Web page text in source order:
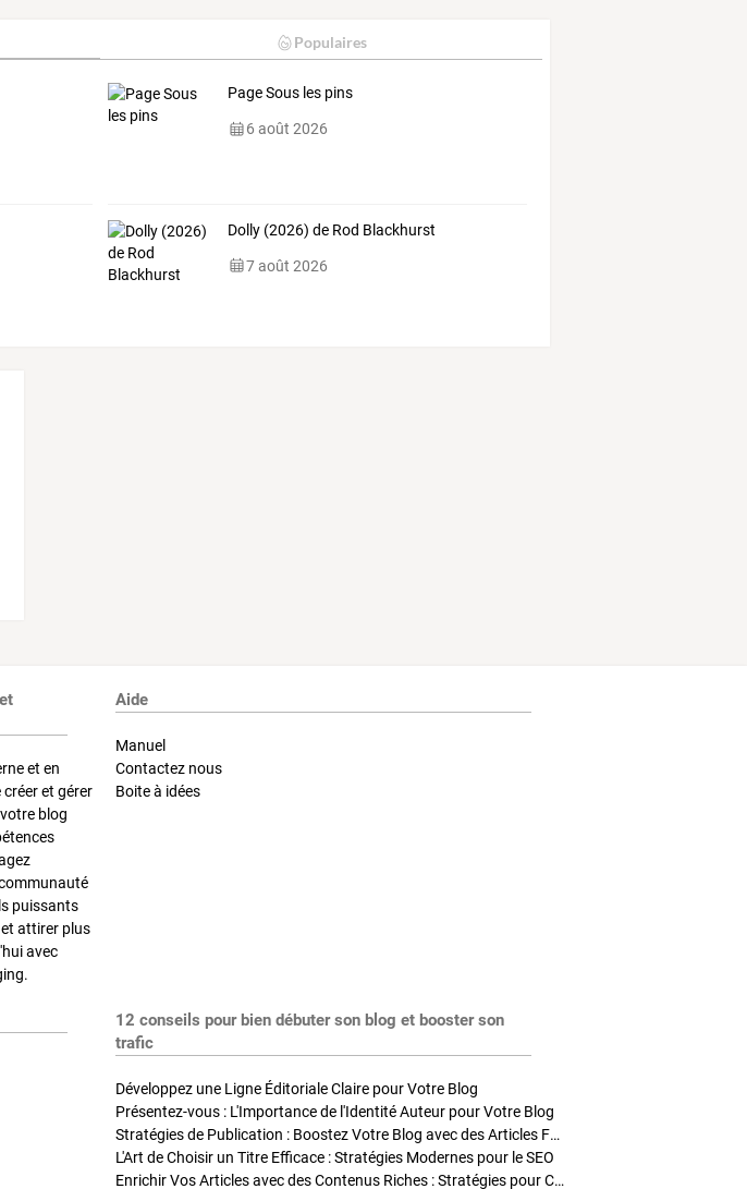
Populaires
Page Sous les pins
6 août 2026
Dolly (2026) de Rod Blackhurst
7 août 2026
et en
et gérer
blog
puissants
attirer plus
avec
Aide
Manuel
Contactez nous
Boite à idées
12 conseils pour bien débuter son blog et booster son
trafic
Développez une Ligne Éditoriale Claire pour Votre Blog
Présentez-vous : L'Importance de l'Identité Auteur pour Votre Blog
Stratégies de Publication : Boostez Votre Blog avec des Articles Fréquents et Exclusifs
L'Art de Choisir un Titre Efficace : Stratégies Modernes pour le SEO
Enrichir Vos Articles avec des Contenus Riches : Stratégies pour Captiver et Optimiser